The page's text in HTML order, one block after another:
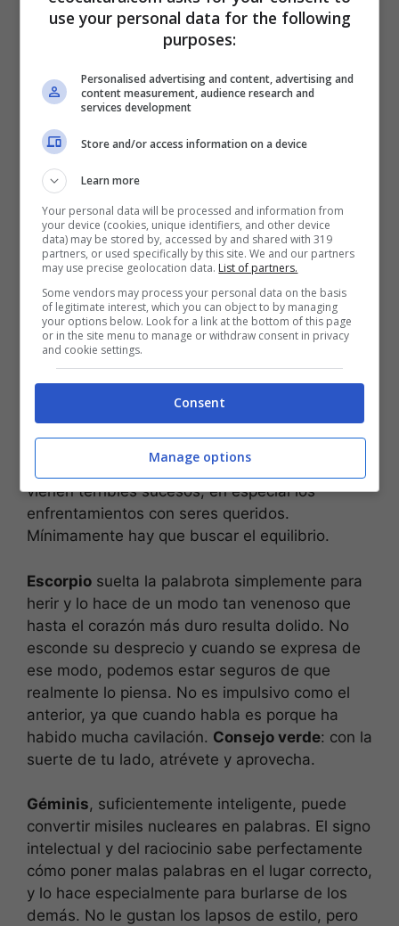
buscan provocar la risa, también. Son tan
decididos y confiados que no hay intervención
que les haga cambiar de opinión.
(Fuente: elaborado por Ecocultura)
Aries , un río crecido, dice muchas malas
palabras. No importa cuál sea la sensación, ira,
felicidad, dolor, miedo, etc., harán hervir sus
emociones en su cuerpo y suelta el improperio.
Es la clásica persona que una vez que se
desahoga ya se siente mejor.
las malas palabras van a aflorar porque se
vienen terribles sucesos; en especial los
enfrentamientos con seres queridos.
Mínimamente hay que buscar el equilibrio.
Escorpio suelta la palabrota simplemente para
herir y lo hace de un modo tan venenoso que
hasta el corazón más duro resulta dolido. No
esconde su desprecio y cuando se expresa de
ese modo, podemos estar seguros de que
realmente lo piensa. No es impulsivo como el
anterior, ya que cuando habla es porque ha
habido mucha cavilación. Consejo verde: con la
suerte de tu lado, atrévete y aprovecha.
Géminis, suficientemente inteligente, puede
convertir misiles nucleares en palabras. El signo
intelectual y del raciocinio sabe perfectamente
cómo poner malas palabras en el lugar correcto,
y lo hace especialmente para burlarse de los
demás. No le gustan los lapsos de estilo, pero
use your personal data for the following
purposes:
Personalised advertising and content, advertising and
content measurement, audience research and
services development
Store and/or access information on a device
Learn more
Your personal data will be processed and information from
your device (cookies, unique identifiers, and other device
data) may be stored by, accessed by and shared with 319
partners, or used specifically by this site. We and our partners
may use precise geolocation data. List of partners.
Some vendors may process your personal data on the basis
of legitimate interest, which you can object to by managing
your options below. Look for a link at the bottom of this page
or in the site menu to manage or withdraw consent in privacy
and cookie settings.
Consent
Manage options